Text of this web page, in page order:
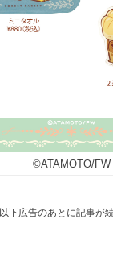
©︎ATAMOTO/FW
以下広告のあとに記事が